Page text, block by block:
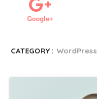
Google+
CATEGORY : WordPress